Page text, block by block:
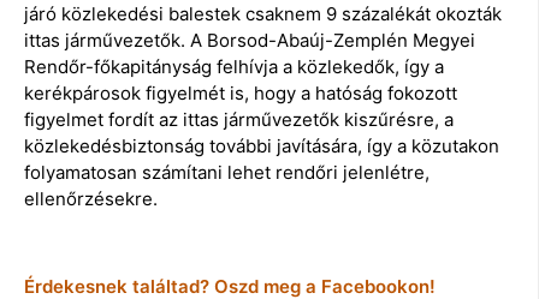
járó közlekedési balestek csaknem 9 százalékát okozták
ittas járművezetők. A Borsod-Abaúj-Zemplén Megyei
Rendőr-főkapitányság felhívja a közlekedők, így a
kerékpárosok figyelmét is, hogy a hatóság fokozott
figyelmet fordít az ittas járművezetők kiszűrésre, a
közlekedésbiztonság további javítására, így a közutakon
folyamatosan számítani lehet rendőri jelenlétre,
ellenőrzésekre.
Érdekesnek találtad? Oszd meg a Facebookon!